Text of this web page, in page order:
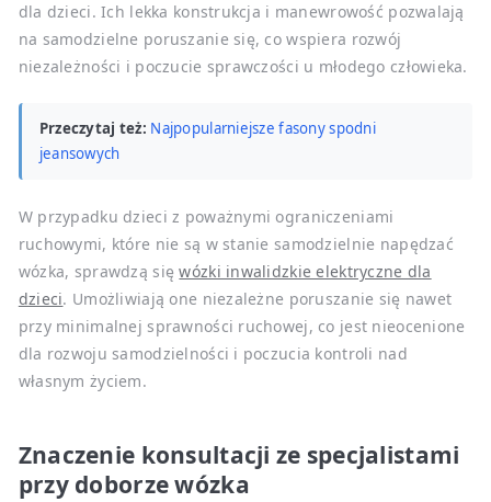
dla dzieci. Ich lekka konstrukcja i manewrowość pozwalają
na samodzielne poruszanie się, co wspiera rozwój
niezależności i poczucie sprawczości u młodego człowieka.
Przeczytaj też: Najpopularniejsze fasony spodni
jeansowych
W przypadku dzieci z poważnymi ograniczeniami
ruchowymi, które nie są w stanie samodzielnie napędzać
wózka, sprawdzą sięwózki inwalidzkie elektryczne dla
dzieci. Umożliwiają one niezależne poruszanie się nawet
przy minimalnej sprawności ruchowej, co jest nieocenione
dla rozwoju samodzielności i poczucia kontroli nad
własnym życiem.
Znaczenie konsultacji ze specjalistami
przy doborze wózka